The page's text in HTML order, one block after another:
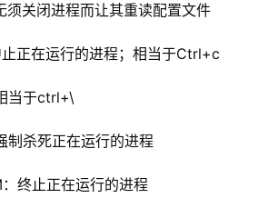
须关闭进程而让其重读配置文件
正在运行的进程；相当于Ctrl+c
当于ctrl+\
制杀死正在运行的进程
终止正在运行的进程